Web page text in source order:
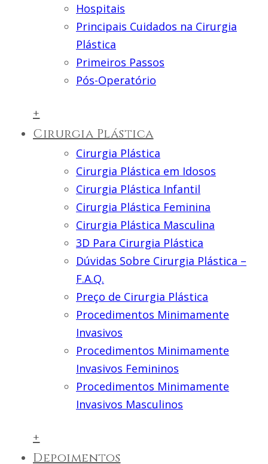
Hospitais
Principais Cuidados na Cirurgia
Plástica
Primeiros Passos
Pós-Operatório
+
Cirurgia Plástica
Cirurgia Plástica
Cirurgia Plástica em Idosos
Cirurgia Plástica Infantil
Cirurgia Plástica Feminina
Cirurgia Plástica Masculina
3D Para Cirurgia Plástica
Dúvidas Sobre Cirurgia Plástica –
F.A.Q.
Preço de Cirurgia Plástica
Procedimentos Minimamente
Invasivos
Procedimentos Minimamente
Invasivos Femininos
Procedimentos Minimamente
Invasivos Masculinos
+
Depoimentos